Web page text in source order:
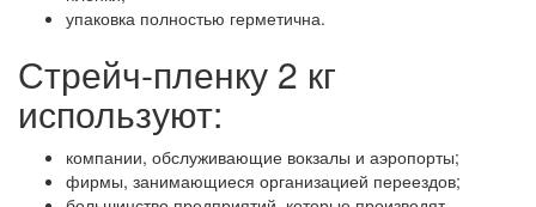
упаковка полностью герметична.
Стрейч-пленку 2 кг
используют:
компании, обслуживающие вокзалы и аэропорты;
фирмы, занимающиеся организацией переездов;